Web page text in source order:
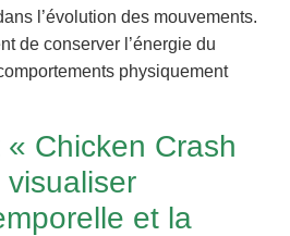
l’évolution des mouvements.
de conserver l’énergie du
physiquement
Chicken Crash
et la